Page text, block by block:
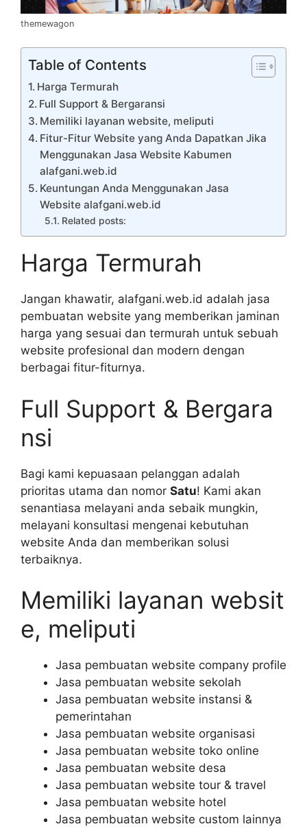
themewagon
Table of Contents
Harga Termurah
Full Support & Bergaransi
Memiliki layanan website, meliputi
Fitur-Fitur Website yang Anda Dapatkan Jika
Menggunakan Jasa Website Kabumen
alafgani.web.id
Keuntungan Anda Menggunakan Jasa
Website alafgani.web.id
Related posts:
Harga Termurah
Jangan khawatir, alafgani.web.id adalah jasa
pembuatan website yang memberikan jaminan
harga yang sesuai dan termurah untuk sebuah
website profesional dan modern dengan
berbagai fitur-fiturnya.
Full Support & Bergara
nsi
Bagi kami kepuasaan pelanggan adalah
prioritas utama dan nomor Satu! Kami akan
senantiasa melayani anda sebaik mungkin,
melayani konsultasi mengenai kebutuhan
website Anda dan memberikan solusi
terbaiknya.
Memiliki layanan websit
e, meliputi
Jasa pembuatan website company profile
Jasa pembuatan website sekolah
Jasa pembuatan website instansi &
pemerintahan
Jasa pembuatan website organisasi
Jasa pembuatan website toko online
Jasa pembuatan website desa
Jasa pembuatan website tour & travel
Jasa pembuatan website hotel
Jasa pembuatan website custom lainnya